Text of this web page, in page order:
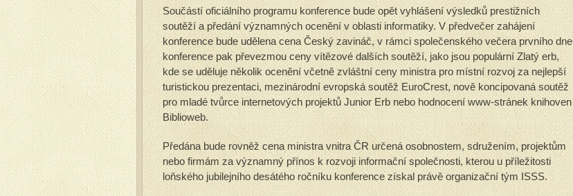
Součástí oficiálního programu konference bude opět vyhlášení výsledků prestižních
soutěží a předání významných ocenění v oblasti informatiky. V předvečer zahájení
konference bude udělena cena Český zavináč, v rámci společenského večera prvního dne
konference pak převezmou ceny vítězové dalších soutěží, jako jsou populární Zlatý erb,
kde se uděluje několik ocenění včetně zvláštní ceny ministra pro místní rozvoj za nejlepší
turistickou prezentaci, mezinárodní evropská soutěž EuroCrest, nově koncipovaná soutěž
pro mladé tvůrce internetových projektů Junior Erb nebo hodnocení www-stránek knihoven
Biblioweb.
Předána bude rovněž cena ministra vnitra ČR určená osobnostem, sdružením, projektům
nebo firmám za významný přínos k rozvoji informační společnosti, kterou u příležitosti
loňského jubilejního desátého ročníku konference získal právě organizační tým ISSS.